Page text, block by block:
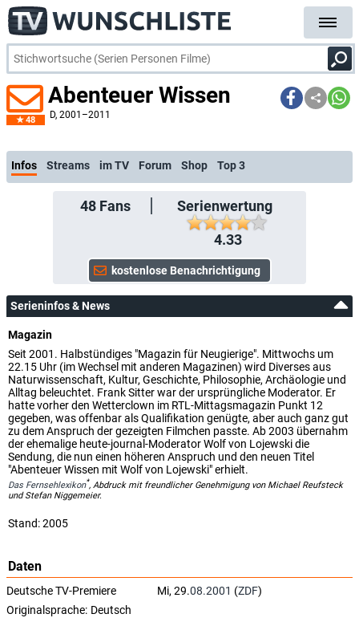
48
Abenteuer Wissen
D, 2001–2011
Infos Streams im TV Forum Shop Top 3
48Fans
Serienwertung
4.33
Serieninfos & News
Magazin
Seit 2001. Halbstündiges "Magazin für Neugierige". Mittwochs um
22.15 Uhr (im Wechsel mit anderen Magazinen) wird Diverses aus
Naturwissenschaft, Kultur, Geschichte, Philosophie, Archäologie und
Alltag beleuchtet. Frank Sitter war der ursprüngliche Moderator. Er
hatte vorher den Wetterclown im RTL-Mittagsmagazin Punkt 12
gegeben, was offenbar als Qualifikation genügte, aber auch ganz gut
zu dem Anspruch der gezeigten Filmchen passte. Ab 2003 übernahm
der ehemalige heute-journal-Moderator Wolf von Lojewski die
Sendung, die nun einen höheren Anspruch und den neuen Titel
"Abenteuer Wissen mit Wolf von Lojewski" erhielt.
Das Fernsehlexikon*, Abdruck mit freundlicher Genehmigung von Michael Reufsteck
und Stefan Niggemeier.
Stand: 2005
Daten
Deutsche TV-Premiere Mi, 29.08.2001 (ZDF)
Originalsprache: Deutsch